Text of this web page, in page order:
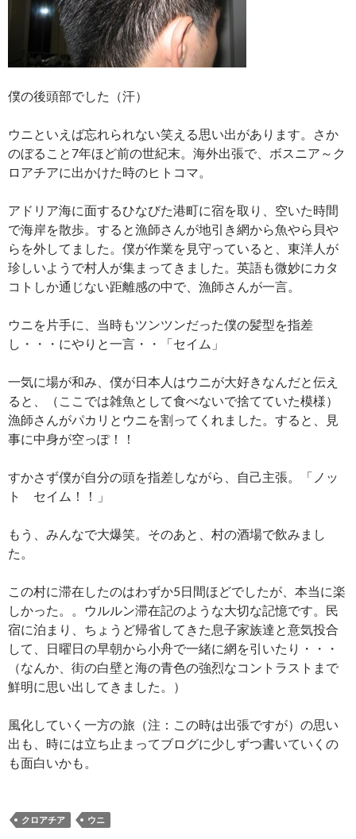
僕の後頭部でした（汗）
ウニといえば忘れられない笑える思い出があります。さか
のぼること7年ほど前の世紀末。海外出張で、ボスニア～ク
ロアチアに出かけた時のヒトコマ。
アドリア海に面するひなびた港町に宿を取り、空いた時間
で海岸を散歩。すると漁師さんが地引き網から魚やら貝や
らを外してました。僕が作業を見守っていると、東洋人が
珍しいようで村人が集まってきました。英語も微妙にカタ
コトしか通じない距離感の中で、漁師さんが一言。
ウニを片手に、当時もツンツンだった僕の髪型を指差
し・・・にやりと一言・・「セイム」
一気に場が和み、僕が日本人はウニが大好きなんだと伝え
ると、（ここでは雑魚として食べないで捨てていた模様）
漁師さんがパカリとウニを割ってくれました。すると、見
事に中身が空っぽ！！
すかさず僕が自分の頭を指差しながら、自己主張。「ノッ
ト セイム！！」
もう、みんなで大爆笑。そのあと、村の酒場で飲みまし
た。
この村に滞在したのはわずか5日間ほどでしたが、本当に楽
しかった。。ウルルン滞在記のような大切な記憶です。民
宿に泊まり、ちょうど帰省してきた息子家族達と意気投合
して、日曜日の早朝から小舟で一緒に網を引いたり・・・
（なんか、街の白壁と海の青色の強烈なコントラストまで
鮮明に思い出してきました。）
風化していく一方の旅（注：この時は出張ですが）の思い
出も、時には立ち止まってブログに少しずつ書いていくの
も面白いかも。
クロアチア ウニ